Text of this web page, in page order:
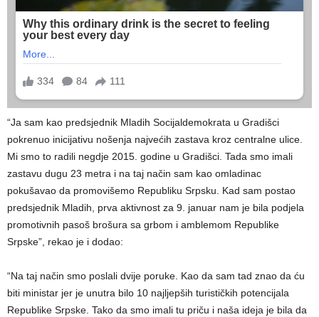
“Ja sam kao predsjednik Mladih Socijaldemokrata u Gradišci
pokrenuo inicijativu nošenja najvećih zastava kroz centralne ulice.
Mi smo to radili negdje 2015. godine u Gradišci. Tada smo imali
zastavu dugu 23 metra i na taj način sam kao omladinac
pokušavao da promovišemo Republiku Srpsku. Kad sam postao
predsjednik Mladih, prva aktivnost za 9. januar nam je bila podjela
promotivnih pasoš brošura sa grbom i amblemom Republike
Srpske”, rekao je i dodao:
“Na taj način smo poslali dvije poruke. Kao da sam tad znao da ću
biti ministar jer je unutra bilo 10 najljepših turističkih potencijala
Republike Srpske. Tako da smo imali tu priču i naša ideja je bila da